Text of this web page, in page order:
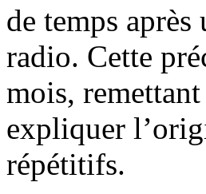
de temps
radio. Cette
mois,
expliquer
répétitifs.